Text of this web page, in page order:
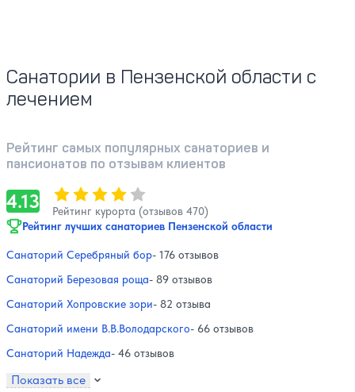
Санатории в Пензенской области с
лечением
Рейтинг самых популярных санаториев и
пансионатов по отзывам клиентов
4.13 Оценка, количество звезд:
Рейтинг курорта (отзывов 470)
Рейтинг лучших санаториев Пензенской области
Санаторий Серебряный бор- 176 отзывов
Санаторий Березовая роща- 89 отзывов
Санаторий Хопровские зори- 82 отзыва
Санаторий имени В.В.Володарского- 66 отзывов
Санаторий Надежда- 46 отзывов
Показать все